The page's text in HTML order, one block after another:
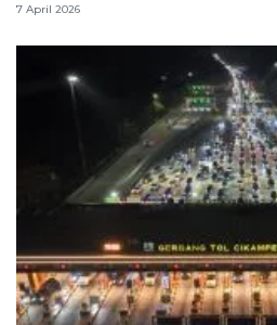
7 April 2026